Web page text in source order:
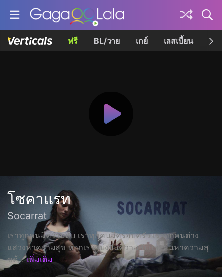
ฟรี BL/วาย เกย์ เลสเบี้ยน เค
โซคาแรท
Socarrat
เราทุกคนมีความลับ เราทุกคนมีครอบครัว เราทุกคนต่าง
แสวงหาความสุข หากเราแบ่งปันความลับและค้นหาความสุ
ขด้... เพิ่มเติม